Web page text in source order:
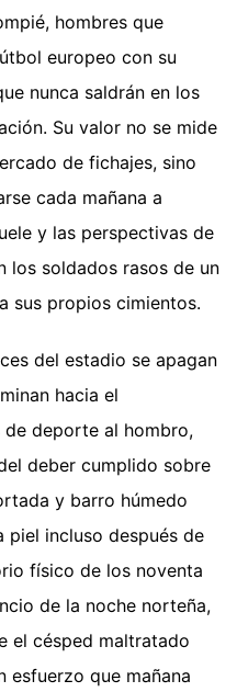
hombres que
europeo con su
nunca saldrán en los
Su valor no se mide
de fichajes, sino
cada mañana a
y las perspectivas de
los soldados rasos de un
sus propios cimientos.
del estadio se apagan
hacia el
deporte al hombro,
deber cumplido sobre
y barro húmedo
piel incluso después de
físico de los noventa
de la noche norteña,
el césped maltratado
esfuerzo que mañana